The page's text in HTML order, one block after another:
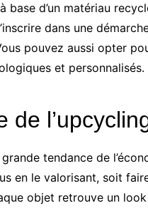
d’un matériau
dans une
pouvez aussi opter
et personnalisés.
de
tendance de
en le valorisant, soit
objet retrouve un